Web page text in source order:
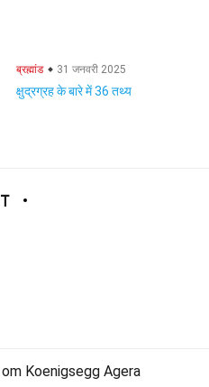
ब्रह्मांड 31 जनवरी 2025
क्षुद्रग्रह के बारे में 36 तथ्य
Koenigsegg Agera